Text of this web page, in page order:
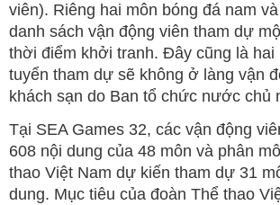
viên). Riêng hai môn bóng đá nam
danh sách vận động viên tham dự
thời điểm khởi tranh. Đây cũng là hai
tuyển tham dự sẽ không ở làng vận
khách sạn do Ban tổ chức nước chủ
Tại SEA Games 32, các vận động
608 nội dung của 48 môn và phân
thao Việt Nam dự kiến tham dự 31
dung. Mục tiêu của đoàn Thể thao